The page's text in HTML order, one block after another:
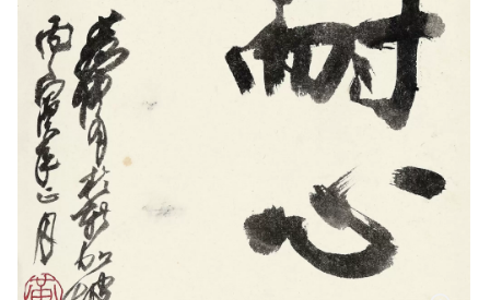
简体中文